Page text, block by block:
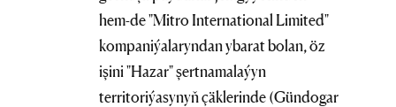
hem-de "Mitro International Limited"
kompaniýalaryndan ybarat bolan, öz
işini "Hazar" şertnamalaýyn
territoriýasynyň çäklerinde (Gündogar